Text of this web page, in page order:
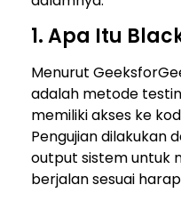
1. Apa Itu
Menurut
adalah metode
memiliki akses ke
Pengujian dilakukan
output sistem untuk
berjalan sesuai